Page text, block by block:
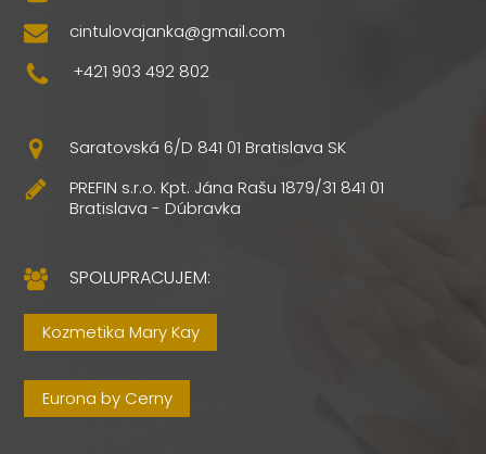
cintulovajanka@gmail.com
+421 903 492 802
Saratovská 6/D 841 01 Bratislava SK
PREFIN s.r.o. Kpt. Jána Rašu 1879/31 841 01
Bratislava - Dúbravka
SPOLUPRACUJEM:
Kozmetika Mary Kay
Eurona by Cerny